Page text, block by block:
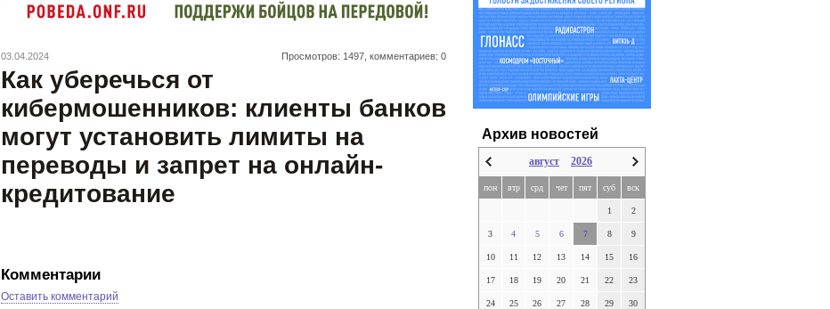
03.04.2024 Просмотров: 1497, комментариев: 0
Как уберечься от
кибермошенников: клиенты банков
могут установить лимиты на
переводы и запрет на онлайн-
кредитование
Комментарии
Оставить комментарий
Архив новостей
август 2026
пон втр срд чет пят суб вск
1 2
3 4 5 6 7 8 9
10 11 12 13 14 15 16
17 18 19 20 21 22 23
24 25 26 27 28 29 30